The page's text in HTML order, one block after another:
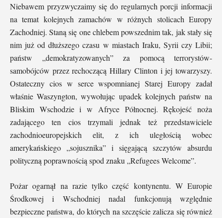
Niebawem przyzwyczaimy się do regularnych porcji informacji
na temat kolejnych zamachów w różnych stolicach Europy
Zachodniej. Staną się one chlebem powszednim tak, jak stały się
nim już od dłuższego czasu w miastach Iraku, Syrii czy Libii;
państw „demokratyzowanych” za pomocą terrorystów-
samobójców przez rechoczącą Hillary Clinton i jej towarzyszy.
Ostateczny cios w serce wspomnianej Starej Europy zadał
właśnie Waszyngton, wywołując upadek kolejnych państw na
Bliskim Wschodzie i w Afryce Północnej. Rękojeść noża
zadającego ten cios trzymali jednak też przedstawiciele
zachodnioeuropejskich elit, z ich uległością wobec
amerykańskiego „sojusznika” i sięgającą szczytów absurdu
polityczną poprawnością spod znaku „Refugees Welcome”.
Pożar ogarnął na razie tylko część kontynentu. W Europie
Środkowej i Wschodniej nadal funkcjonują względnie
bezpieczne państwa, do których na szczęście zalicza się również